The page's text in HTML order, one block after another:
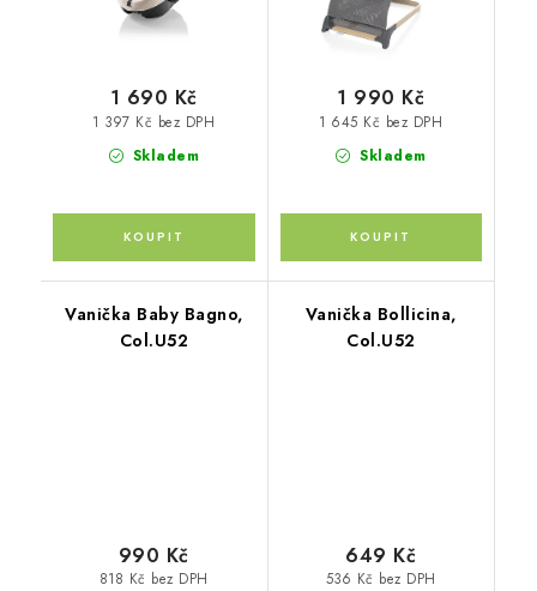
Skladem
1 397 Kč bez DPH
1 690 Kč
Skladem
1 645 Kč bez DPH
1 990 Kč
Vanička Baby Bagno,
Col.U52
818 Kč bez DPH
990 Kč
Vanička Bollicina,
Col.U52
536 Kč bez DPH
649 Kč